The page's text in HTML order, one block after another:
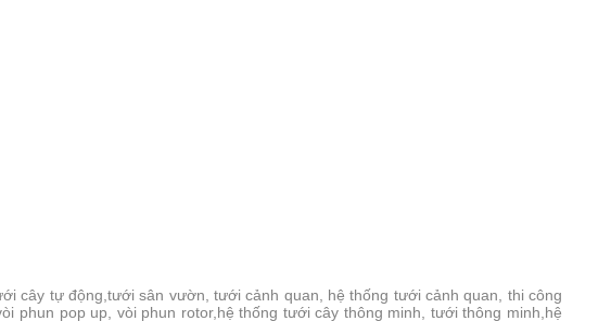
cây tự động,tưới sân vườn, tưới cảnh quan, hệ thống tưới cảnh quan, thi công
pop up, vòi phun rotor,hệ thống tưới cây thông minh, tưới thông minh,hệ